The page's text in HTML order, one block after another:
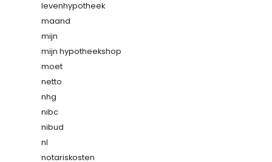
levenhypotheek
maand
mijn
mijn hypotheekshop
moet
netto
nhg
nibc
nibud
nl
notariskosten